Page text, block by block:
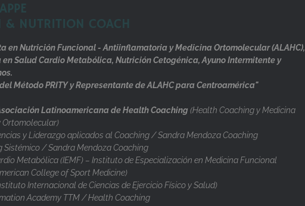
& NUTRITION COACH
en Nutrición Funcional - Antiinflamatoria y Medicina Ortomolecular (ALAHC),
Salud Cardio Metabólica, Nutrición Cetogénica, Ayuno Intermitente y
Método PRITY y Representante de ALAHC para Centroamérica"
Latinoamericana de Health Coaching(Health Coaching y Medicina
Ortomolecular)
y Liderazgo aplicados al Coaching / Sandra Mendoza Coaching
Sistémico / Sandra Mendoza Coaching
Metabólica (IEMF) – Instituto de Especialización en Medicina Funcional
College of Sport Medicine)
Internacional de Ciencias de Ejercicio Físico y Salud)
Academy TTM / Health Coaching